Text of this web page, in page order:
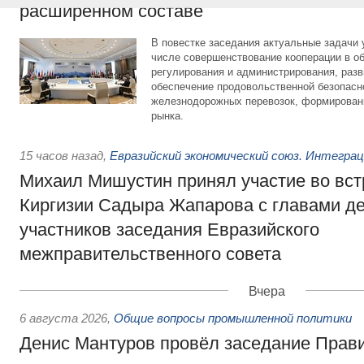
расширенном составе
В повестке заседания актуальные задачи
числе совершенствование кооперации в
регулирования и администрирования,
обеспечение продовольственной
железнодорожных перевозок,
рынка.
15 часов назад, Евразийский экономический союз.
Михаил Мишустин принял участие во
Киргизии Садыра Жапарова с главами
участников заседания Евразийского
межправительственного совета
Вчера
6 августа 2026, Общие вопросы промышленной политики
Денис Мантуров провёл заседание